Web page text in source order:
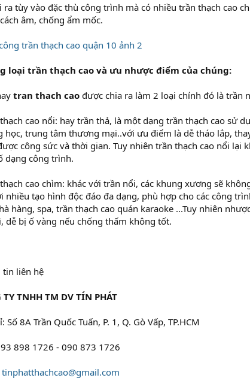
ra tùy vào đặc thù công trình mà có nhiều trần thạch cao
âm, chống ẩm mốc.
loại trần thạch cao và ưu nhược điểm của chúng:
tran thach cao được chia ra làm 2 loại chính đó là trần
cao nổi: hay trần thả, là một dạng trần thạch cao sử
học, trung tâm thương mại..với ưu điểm là dễ tháo lắp,
công sức và thời gian. Tuy nhiên trần thạch cao nổi lại
dạng công trình.
cao chìm: khác với trần nổi, các khung xương sẽ
nhiều tạo hình độc đáo đa dạng, phù hợp cho các công
hàng, spa, trần thạch cao quán karaoke ...Tuy nhiên
dễ bị ố vàng nếu chống thấm không tốt.
tin liên hệ
TY TNHH TM DV TÍN PHÁT
Số 8A Trần Quốc Tuấn, P. 1, Q. Gò Vấp, TP.HCM
898 1726 - 090 873 1726
tinphatthachcao@gmail.com